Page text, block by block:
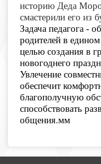
историю Деда
смастерили его из
Задача педагога -
родителей в
целью создания в
новогоднего
Увлечение
обеспечит
благополучную
способствовать
общения.мм